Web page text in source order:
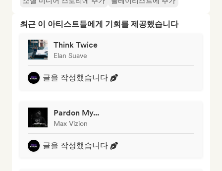
최근 이 아티스트들에게 기회를 제공했습니다
Think Twice
Elan Suave
글을 작성했습니다
Pardon My...
Max Vizion
글을 작성했습니다